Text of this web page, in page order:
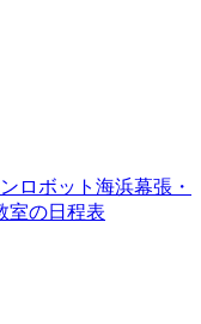
ロボット海浜幕張・
室の日程表